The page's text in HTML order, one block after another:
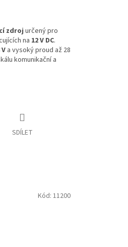
zdroj určený pro
na 12 V DC.
a vysoký proud až 28
komunikační a
SDÍLET
Kód: 11200